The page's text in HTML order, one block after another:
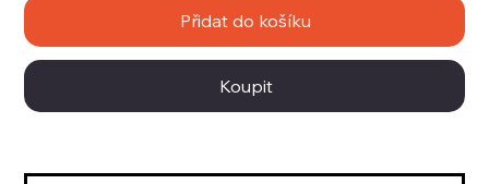
Přidat do košíku
Koupit